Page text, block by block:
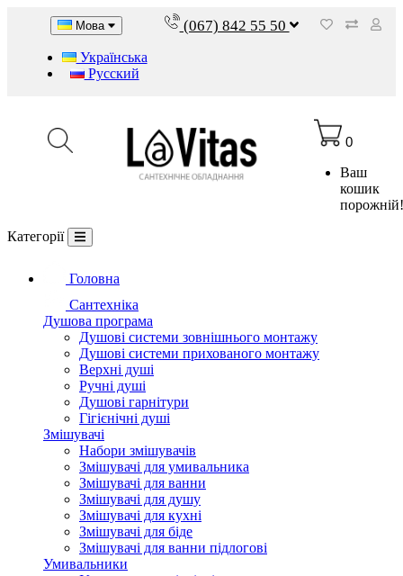
Мова
Українська
Русский
(067) 842 55 50
0
Ваш
кошик
Категорії
Головна
Сантехніка
Душова програма
Душові системи зовнішнього монтажу
Душові системи прихованого монтажу
Верхні душі
Ручні душі
Душові гарнітури
Гігієнічні душі
Змішувачі
Набори змішувачів
Змішувачі для умивальника
Змішувачі для ванни
Змішувачі для душу
Змішувачі для кухні
Змішувачі для біде
Змішувачі для ванни підлогові
Умивальники